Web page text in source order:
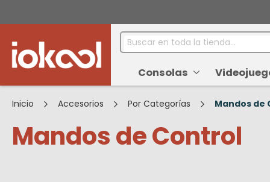
Consolas
Buscar
Inicio Accesorios Por Categorías Mandos de
Mandos de Control